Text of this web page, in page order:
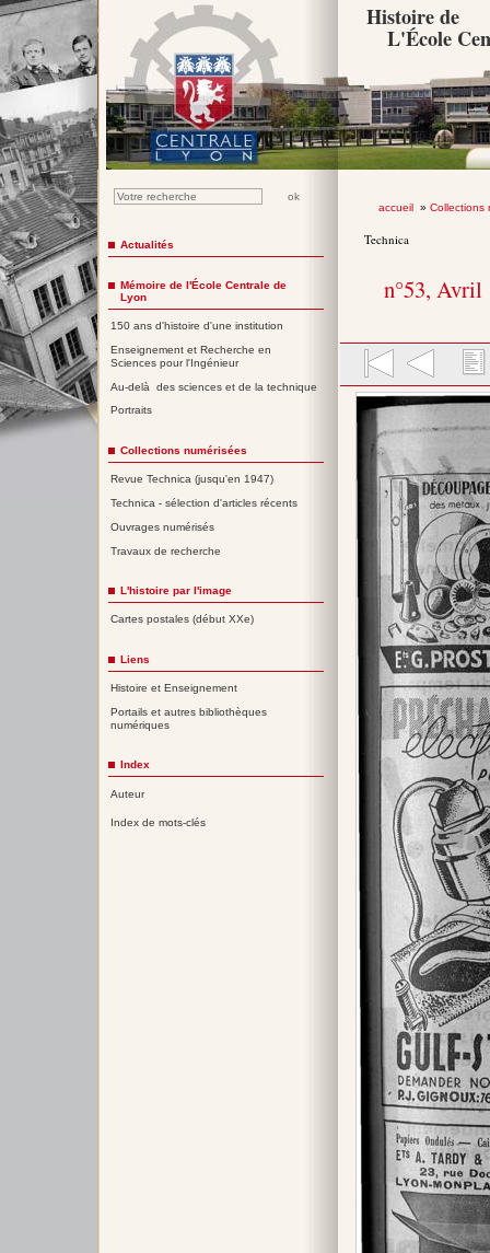
Histoire de
L'École
accueil» Collections
Technica
n°53, Avril
Actualités
Mémoire de l'École Centrale de
Lyon
150 ans d'histoire d'une institution
Enseignement et Recherche en
Sciences pour l'Ingénieur
Au-delà des sciences et de la technique
Portraits
Collections numérisées
Revue Technica (jusqu'en 1947)
Technica - sélection d'articles récents
Ouvrages numérisés
Travaux de recherche
L'histoire par l'image
Cartes postales (début XXe)
Liens
Histoire et Enseignement
Portails et autres bibliothèques
numériques
Index
Auteur
Index de mots-clés